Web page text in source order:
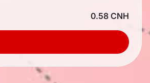
0.58 CNH